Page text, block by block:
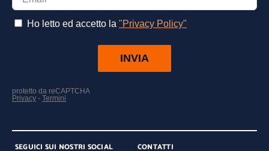
SEGUICI SUI NOSTRI SOCIAL CONTATTI